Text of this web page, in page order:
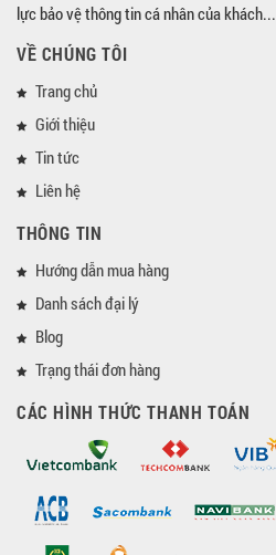
lực bảo vệ thông tin cá nhân của khách...
VỀ CHÚNG TÔI
Trang chủ
Giới thiệu
Tin tức
Liên hệ
THÔNG TIN
Hướng dẫn mua hàng
Danh sách đại lý
Blog
Trạng thái đơn hàng
CÁC HÌNH THỨC THANH TOÁN